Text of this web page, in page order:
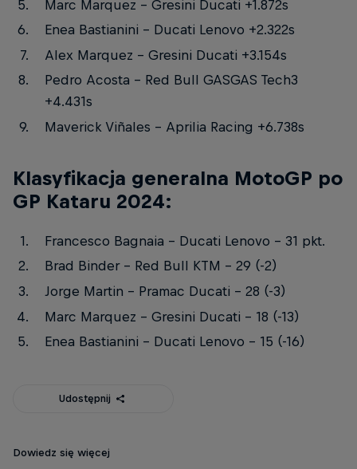
Marc Marquez – Gresini Ducati +1.872s
Enea Bastianini – Ducati Lenovo +2.322s
Alex Marquez – Gresini Ducati +3.154s
Pedro Acosta – Red Bull GASGAS Tech3
+4.431s
Maverick Viñales – Aprilia Racing +6.738s
Klasyfikacja generalna MotoGP po
GP Kataru 2024:
Francesco Bagnaia – Ducati Lenovo – 31 pkt.
Brad Binder – Red Bull KTM – 29 (-2)
Jorge Martin – Pramac Ducati – 28 (-3)
Marc Marquez – Gresini Ducati – 18 (-13)
Enea Bastianini – Ducati Lenovo – 15 (-16)
Udostępnij
Dowiedz się więcej